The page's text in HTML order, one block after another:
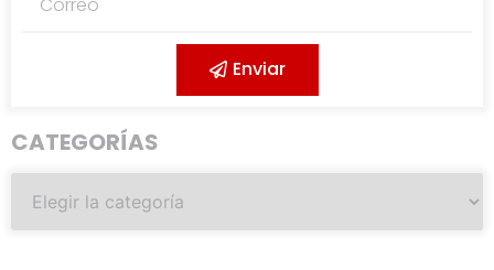
Enviar
CATEGORÍAS